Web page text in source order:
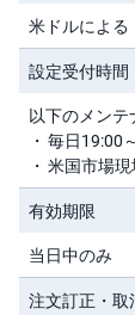
店
頭
C
F
D
S
T(
セ
キ
ュ
リ
ィ
・
ト
ー
タイ
海外ETF
米ドルによる
設定受付時間
以下のメン
毎日19:00
米国市場
有効期限
当日中のみ
注文訂正・取